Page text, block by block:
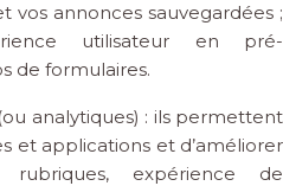
vos annonces sauvegardées ;
utilisateur en pré-
de formulaires.
analytiques) : ils permettent
et applications et d’améliorer
rubriques, expérience de